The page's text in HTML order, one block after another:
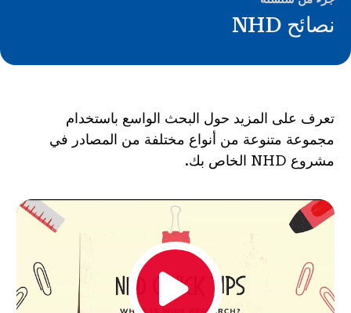
الأخبار و الأحداث نصائح NHD
تعرف على المزيد حول البحث الواسع باستخدام
مجموعة متنوعة من أنواع مختلفة من المصادر في
مشروع NHD الخاص بك.